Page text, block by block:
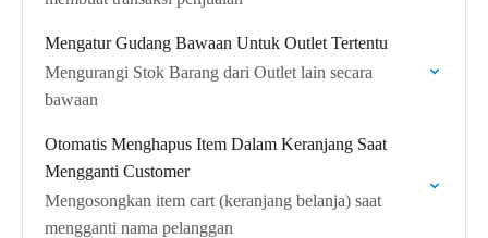
Mengatur Gudang Bawaan Untuk Outlet Tertentu
Mengurangi Stok Barang dari Outlet lain secara
bawaan
Otomatis Menghapus Item Dalam Keranjang Saat
Mengganti Customer
Mengosongkan item cart (keranjang belanja) saat
mengganti nama pelanggan